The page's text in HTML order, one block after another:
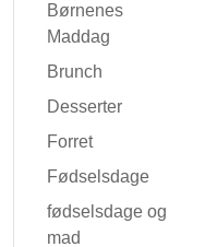
Børnenes
Maddag
Brunch
Desserter
Forret
Fødselsdage
fødselsdage og
mad